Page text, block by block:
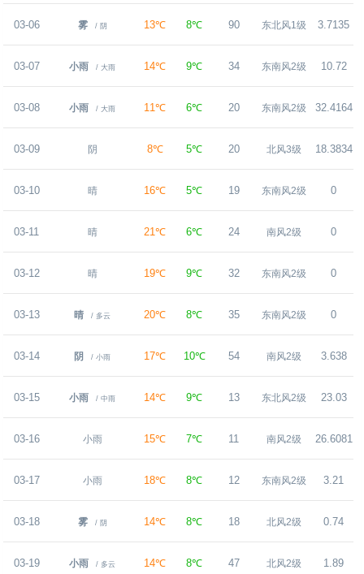
03-06 雾 / 阴 13℃ 8℃ 90 东北风1级 3.7135
03-07 小雨 / 大雨 14℃ 9℃ 34 东南风2级 10.72
03-08 小雨 / 大雨 11℃ 6℃ 20 东南风2级 32.4164
03-09 阴 8℃ 5℃ 20 北风3级 18.3834
03-10 晴 16℃ 5℃ 19 东南风2级 0
03-11 晴 21℃ 6℃ 24 南风2级 0
03-12 晴 19℃ 9℃ 32 东南风2级 0
03-13 晴 / 多云 20℃ 8℃ 35 东南风2级 0
03-14 阴 / 小雨 17℃ 10℃ 54 南风2级 3.638
03-15 小雨 / 中雨 14℃ 9℃ 13 东北风2级 23.03
03-16 小雨 15℃ 7℃ 11 南风2级 26.6081
03-17 小雨 18℃ 8℃ 12 东南风2级 3.21
03-18 雾 / 阴 14℃ 8℃ 18 北风2级 0.74
03-19 小雨 / 多云 14℃ 8℃ 47 北风2级 1.89